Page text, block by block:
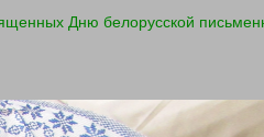
Дню белорусской